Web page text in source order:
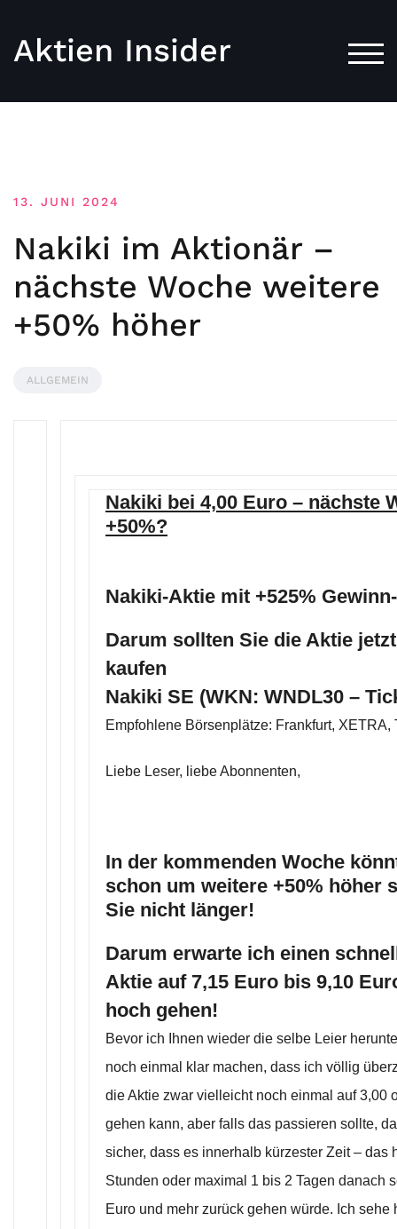
Aktien Insider
13. JUNI 2024
Nakiki im Aktionär –
nächste Woche weitere
+50% höher
ALLGEMEIN
Nakiki bei 4,00 Euro – nächste
+50%?
Nakiki-Aktie mit +525%
Darum sollten Sie die Aktie
kaufen
Nakiki SE (WKN: WNDL30 –
Empfohlene Börsenplätze: Frankfurt, XETRA,
Liebe Leser, liebe Abonnenten,
In der kommenden Woche
schon um weitere +50% höher
Sie nicht länger!
Darum erwarte ich einen
Aktie auf 7,15 Euro bis 9,10
hoch gehen!
Bevor ich Ihnen wieder die selbe Leier
noch einmal klar machen, dass ich völlig
die Aktie zwar vielleicht noch einmal auf 3,00
gehen kann, aber falls das passieren sollte,
sicher, dass es innerhalb kürzester Zeit – das
Stunden oder maximal 1 bis 2 Tagen danach
Euro und mehr zurück gehen würde. Ich